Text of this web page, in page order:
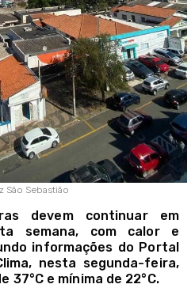
São Sebastião
devem continuar em
semana, com calor e
informações do Portal
nesta segunda-feira,
37°C e mínima de 22°C.